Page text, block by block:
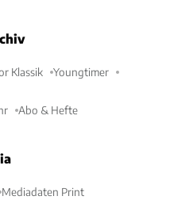
Klassik Youngtimer
Abo & Hefte
Mediadaten Print